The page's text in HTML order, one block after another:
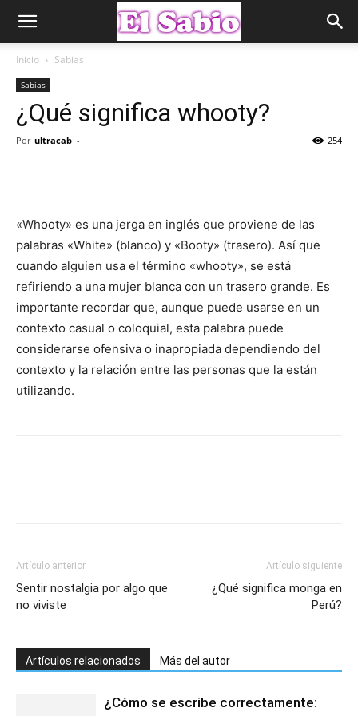
Inicio Sabias
Sabias
¿Qué significa whooty?
Por ultracab - 254
«Whooty» es una jerga en inglés que proviene de las
palabras «White» (blanco) y «Booty» (trasero). Así que
cuando alguien usa el término «whooty», se está
refiriendo a una mujer blanca con un trasero grande. Es
importante recordar que, aunque puede usarse en un
contexto casual o coloquial, esta palabra puede
considerarse ofensiva o inapropiada dependiendo del
contexto y la relación entre las personas que la están
utilizando.
Artículo anterior
Sentir nostalgia por algo que
no viviste
Artículo siguiente
¿Qué significa monga en
Perú?
Artículos relacionados Más del autor
¿Cómo se escribe correctamente: